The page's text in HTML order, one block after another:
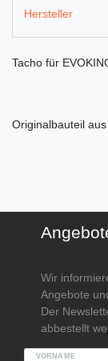
Hersteller
Tacho für
Originalbauteil
Wir
Angebote
Der
abbestellt
VORNAME